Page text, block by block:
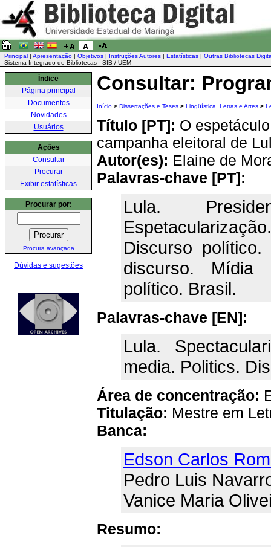
Principal | Apresentação | Objetivos | Instruções Autores | Estatísticas | Outras Bibliotecas
Sistema Integrado de Bibliotecas - SIB / UEM
Índice
Página principal
Documentos
Novidades
Usuários
Ações
Consultar
Procurar
Exibir estatísticas
Procurar por:
Procura avançada
Dúvidas e sugestões
Consultar:
Início > Dissertações e Teses > Lingüística, Letras e Artes >
Título [PT]: O
campanha eleitoral de
Autor(es): Elaine de
Palavras-chave [PT]:
Lula.
Discurso
discurso. Mídia
político. Brasil.
Palavras-chave [EN]:
Lula.
media. Politics.
Área de concentração:
Titulação: Mestre em
Banca:
Edson Carlos
Pedro Luis
Vanice Maria
Resumo: